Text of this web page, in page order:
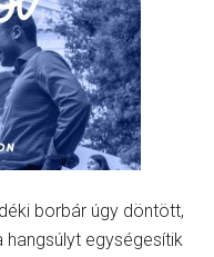
borbár úgy döntött,
egységesítik